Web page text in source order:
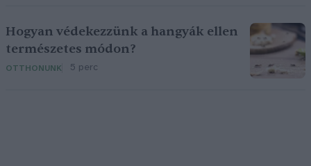
Hogyan védekezzünk a hangyák ellen
természetes módon?
OTTHONUNK 5 perc